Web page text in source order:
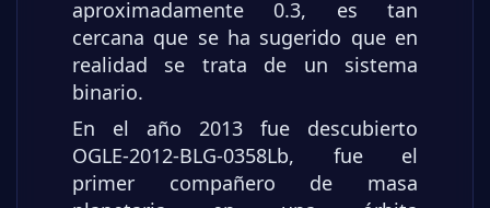
aproximadamente 0.3, es tan
cercana que se ha sugerido que en
realidad se trata de un sistema
binario.
En el año 2013 fue descubierto
OGLE-2012-BLG-0358Lb, fue el
primer compañero de masa